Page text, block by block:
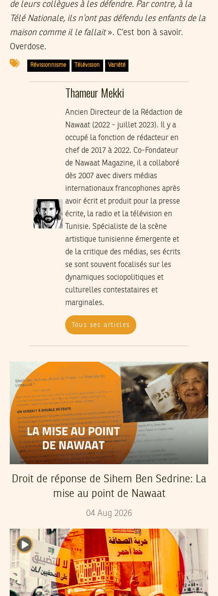
de leurs collègues à les défendre. Par contre, à la
Télé Nationale, ils n’ont pas défendu les enfants de la
maison comme il le fallait». C’est bon à savoir.
Overdose.
Révisionnisme Télévision Variété
Thameur Mekki
Ancien Directeur de la Rédaction de
Nawaat (2022 - juillet 2023). Il y a
occupé la fonction de rédacteur en
chef de 2017 à 2022. Co-Fondateur
de Nawaat Magazine, il a collaboré
dès 2007 avec divers médias
internationaux francophones après
avoir écrit et produit pour la presse
écrite, la radio et la télévision en
Tunisie. Spécialiste de la scène
artistique tunisienne émergente et
de la critique des médias, ses écrits
se sont souvent focalisés sur les
dynamiques sociopolitiques et
culturelles contestataires et
marginales.
Tous ses articles
Droit de réponse de Sihem Ben Sedrine: La
mise au point de Nawaat
04 Aug 2026